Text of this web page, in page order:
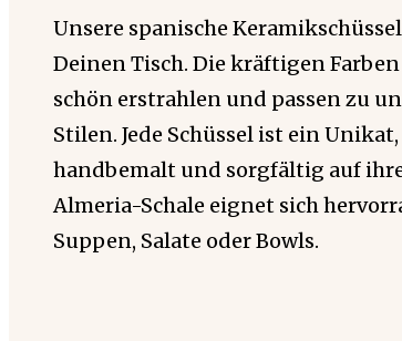
Unsere spanische
Deinen Tisch. Die kräftigen
schön erstrahlen und passen zu
Stilen. Jede Schüssel ist ein
handbemalt und sorgfältig auf
Almeria-Schale eignet sich
Suppen, Salate oder Bowls.